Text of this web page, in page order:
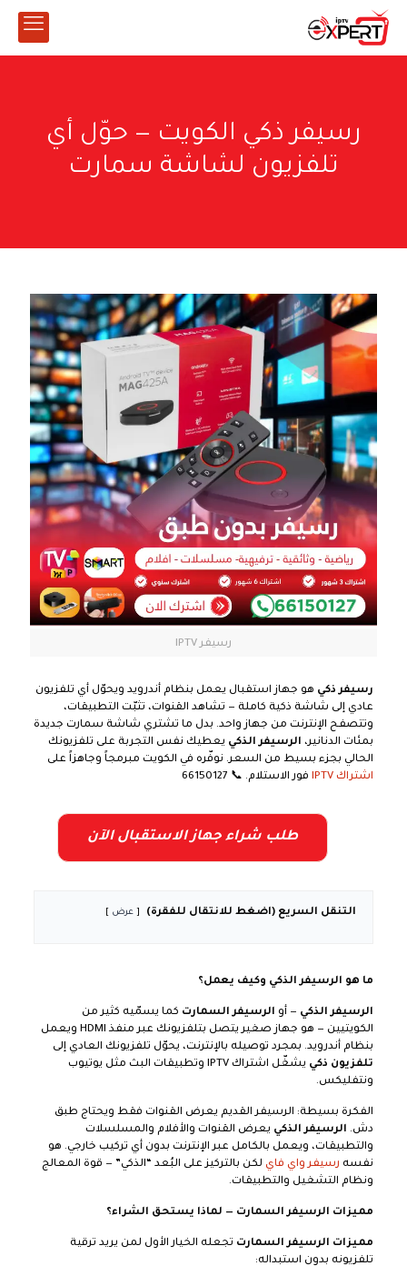
رسيفر ذكي الكويت — حوّل أي
تلفزيون لشاشة سمارت
رسيفر IPTV
رسيفر ذكي هو جهاز استقبال يعمل بنظام أندرويد ويحوّل أي تلفزيون
عادي إلى شاشة ذكية كاملة — تشاهد القنوات، تثبّت التطبيقات،
وتتصفح الإنترنت من جهاز واحد. بدل ما تشتري شاشة سمارت جديدة
بمئات الدنانير، الرسيفر الذكي يعطيك نفس التجربة على تلفزيونك
الحالي بجزء بسيط من السعر. نوفّره في الكويت مبرمجاً وجاهزاً على
اشتراك IPTV
فور الاستلام. 📞 66150127
طلب شراء جهاز الاستقبال الآن
التنقل السريع (اضغط للانتقال للفقرة) عرض
ما هو الرسيفر الذكي وكيف يعمل؟
الرسيفر الذكي — أو الرسيفر السمارت كما يسمّيه كثير من
الكويتيين — هو جهاز صغير يتصل بتلفزيونك عبر منفذ HDMI ويعمل
بنظام أندرويد. بمجرد توصيله بالإنترنت، يحوّل تلفزيونك العادي إلى
تلفزيون ذكي
يشغّل اشتراك IPTV وتطبيقات البث مثل يوتيوب
ونتفليكس.
الفكرة بسيطة: الرسيفر القديم يعرض القنوات فقط ويحتاج طبق
دش. الرسيفر الذكي يعرض القنوات والأفلام والمسلسلات
والتطبيقات، ويعمل بالكامل عبر الإنترنت بدون أي تركيب خارجي. هو
نفسه رسيفر واي فاي لكن بالتركيز على البُعد “الذكي” — قوة المعالج
ونظام التشغيل والتطبيقات.
مميزات الرسيفر السمارت — لماذا يستحق الشراء؟
مميزات الرسيفر السمارت تجعله الخيار الأول لمن يريد ترقية
تلفزيونه بدون استبداله: